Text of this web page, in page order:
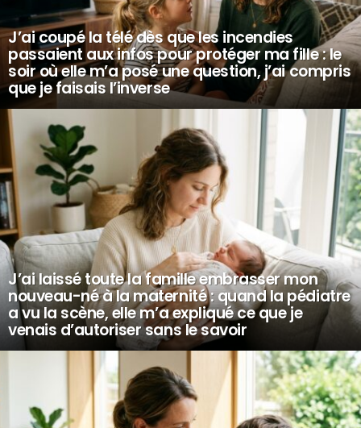
J’ai coupé la télé dès que les incendies
passaient aux infos pour protéger ma fille : le
soir où elle m’a posé une question, j’ai compris
que je faisais l’inverse
J’ai laissé toute la famille embrasser mon
nouveau-né à la maternité : quand la pédiatre
a vu la scène, elle m’a expliqué ce que je
venais d’autoriser sans le savoir